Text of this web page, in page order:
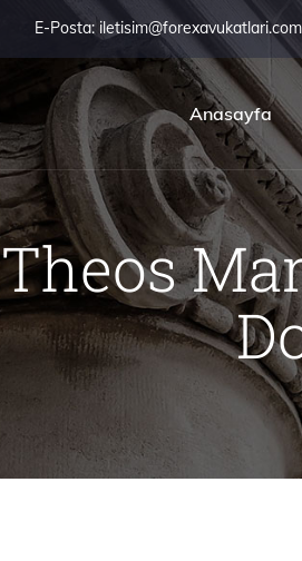
E-Posta: iletisim@forexavukatlari.com
Anasayfa
Theos